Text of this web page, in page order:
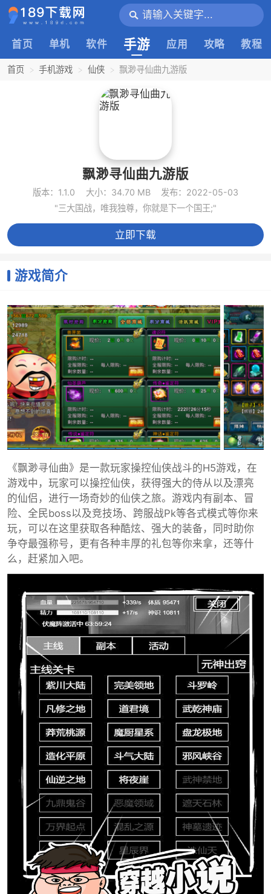
首页 单机 软件 手游 应用 攻略 教程
首页 手机游戏 仙侠 飘渺寻仙曲九游版
飘渺寻仙曲九游版
版本：1.1.0 大小：34.70 MB
发布：2022-05-03
"三大国战，唯我独尊，你就是下一个国王;"
立即下载
游戏简介
《飘渺寻仙曲》是一款玩家操控仙侠战斗的H5游戏，在
游戏中，玩家可以操控仙侠，获得强大的侍从以及漂亮
的仙侣，进行一场奇妙的仙侠之旅。游戏内有副本、冒
险、全民boss以及竞技场、跨服战Pk等各式模式等你来
玩，可以在这里获取各种酷炫、强大的装备，同时助你
争夺最强称号，更有各种丰厚的礼包等你来拿，还等什
么，赶紧加入吧。